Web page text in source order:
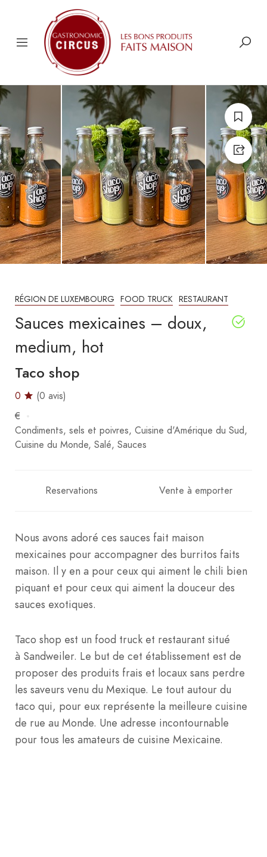
RÉGION DE LUXEMBOURG FOOD TRUCK RESTAURANT
Sauces mexicaines – doux,
medium, hot
Taco shop
0
(0 avis)
€
Condiments, sels et poivres Cuisine d'Amérique du Sud
Cuisine du Monde Salé Sauces
Reservations Vente à emporter
Nous avons adoré ces sauces fait maison
mexicaines pour accompagner des burritos faits
maison. Il y en a pour ceux qui aiment le chili bien
piquant et pour ceux qui aiment la douceur des
sauces exotiques.
Taco shop est un food truck et restaurant situé
à Sandweiler. Le but de cet établissement est de
proposer des produits frais et locaux sans perdre
les saveurs venu du Mexique. Le tout autour du
taco qui, pour eux représente la meilleure cuisine
de rue au Monde. Une adresse incontournable
pour tous les amateurs de cuisine Mexicaine.